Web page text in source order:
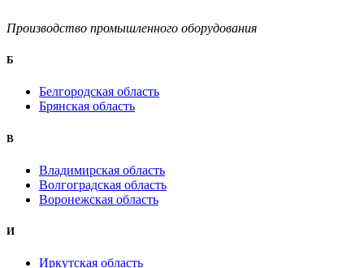
Производство промышленного оборудования
Б
Белгородская область
Брянская область
B
Владимирская область
Волгоградская область
Воронежская область
И
Иркутская область